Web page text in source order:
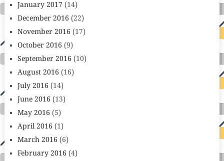
January 2017 (14)
December 2016 (22)
November 2016 (17)
October 2016 (9)
September 2016 (10)
August 2016 (16)
July 2016 (14)
June 2016 (13)
May 2016 (5)
April 2016 (1)
March 2016 (6)
February 2016 (4)